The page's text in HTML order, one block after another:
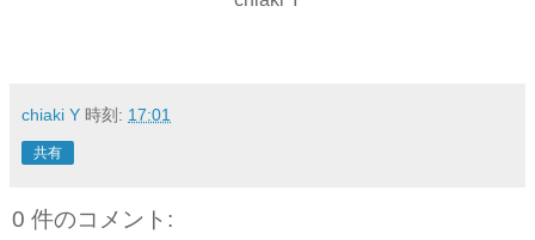
chiaki Y 時刻: 17:01
共有
0 件のコメント: